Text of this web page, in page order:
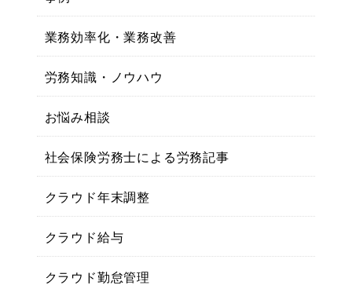
業務効率化・業務改善
労務知識・ノウハウ
お悩み相談
社会保険労務士による労務記事
クラウド年末調整
クラウド給与
クラウド勤怠管理